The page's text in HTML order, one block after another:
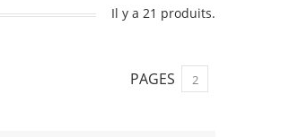
Il y a 21 produits.
PAGES 2